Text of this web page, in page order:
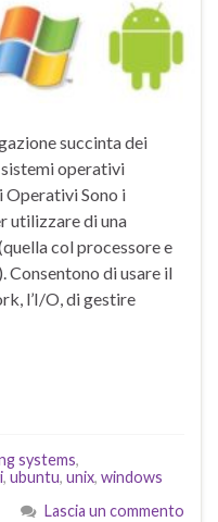
succinta dei
operativi
Operativi Sono i
utilizzare di una
col processore e
Consentono di usare il
l’I/O, di gestire
systems,
, ubuntu, unix, windows
Lascia un commento